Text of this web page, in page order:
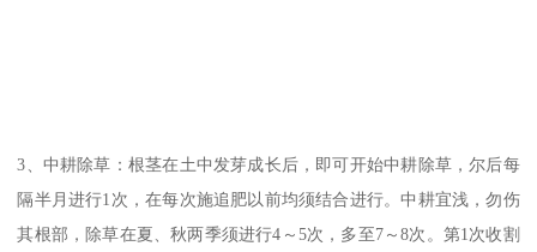
3、中耕除草：根茎在土中发芽成长后，即可开始中耕除草，尔后每
隔半月进行1次，在每次施追肥以前均须结合进行。中耕宜浅，勿伤
其根部，除草在夏、秋两季须进行4～5次，多至7～8次。第1次收割